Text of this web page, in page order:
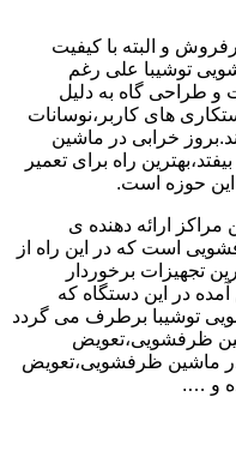
و البته با کیفیت
توشیبا علی رغم
و طراحی گاه به دلیل
های کاربر،نوسانات
خرابی در ماشین
راه برای تعمیر
این حوزه است.
مراکز ارائه دهنده ی
است که در این راه از
تجهیزات برخوردار
در این دستگاه که
توشیبا برطرف می گردد
ظرفشویی،تعویض
ماشین ظرفشویی،تعویض
و ….